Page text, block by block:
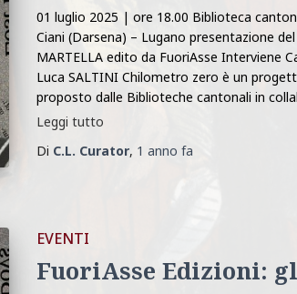
01 luglio 2025 | ore 18.00 Biblioteca
Ciani (Darsena) – Lugano presentazione
MARTELLA edito da FuoriAsse Interviene
Luca SALTINI Chilometro zero è un
proposto dalle Biblioteche cantonali in
Leggi tutto
Di C.L. Curator, 1 anno fa
EVENTI
FuoriAsse Edizioni: